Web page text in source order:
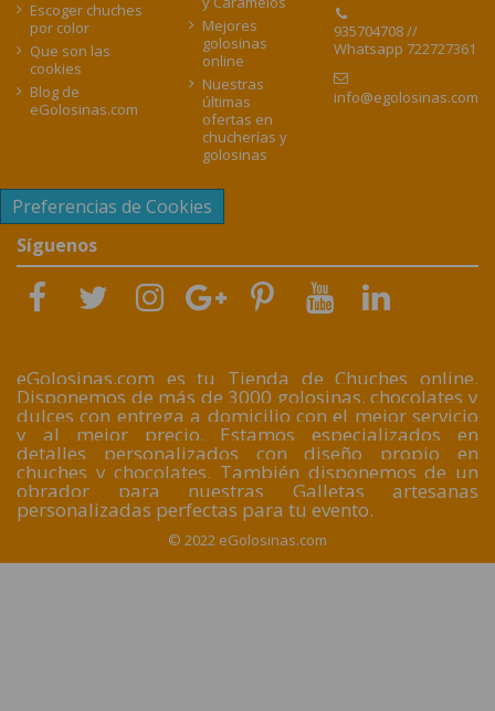
Escoger chuches
por color
Que son las
cookies
Blog de
eGolosinas.com
Mejores
golosinas
online
Nuestras
últimas
ofertas en
chucherías y
golosinas
935704708 //
Whatsapp 722727361
info@egolosinas.com
Preferencias de Cookies
Síguenos
eGolosinas.com es tu Tienda de Chuches online.
Disponemos de más de 3000 golosinas, chocolates y
dulces con entrega a domicilio con el mejor servicio
y al mejor precio. Estamos especializados en
detalles personalizados con diseño propio en
chuches y chocolates. También disponemos de un
obrador para nuestras Galletas artesanas
personalizadas perfectas para tu evento.
© 2022 eGolosinas.com